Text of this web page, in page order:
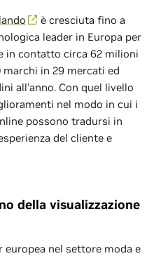
è cresciuta fino a
leader in Europa per
in contatto circa 62 milioni
in 29 mercati ed
all'anno. Con quel livello
nel modo in cui i
possono tradursi in
del cliente e
della visualizzazione
nel settore moda e